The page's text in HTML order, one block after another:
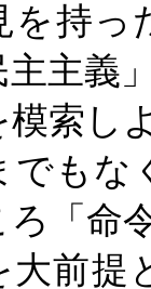
を持っ
主義
模索
もな
「命
大前提